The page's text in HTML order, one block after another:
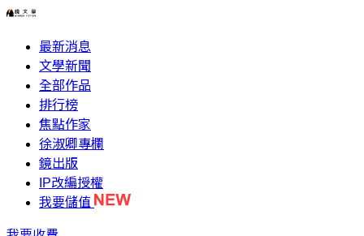
最新消息
文學新聞
全部作品
排行榜
焦點作家
徐淑卿專欄
鏡出版
IP改編授權
我要儲值